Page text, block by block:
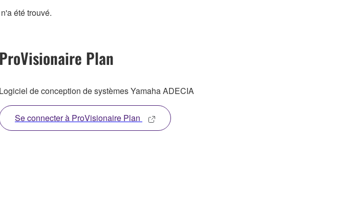
été trouvé.
ProVisionaire Plan
Logiciel de conception de systèmes Yamaha ADECIA
Se connecter à ProVisionaire Plan